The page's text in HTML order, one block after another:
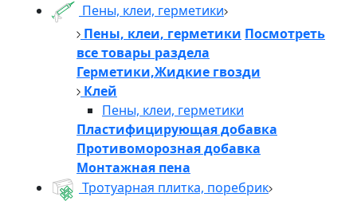
Пены, клеи, герметики
Пены, клеи, герметики Посмотреть
все товары раздела
Герметики,Жидкие гвозди
Клей
Пены, клеи, герметики
Пластифицирующая добавка
Противоморозная добавка
Монтажная пена
Тротуарная плитка, поребрик